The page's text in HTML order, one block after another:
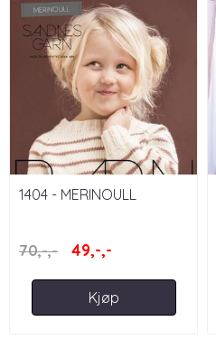
1404 - MERINOULL
70,-,- 49,-,-
Kjøp